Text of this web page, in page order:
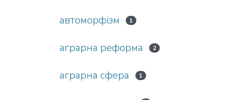
автоморфізм 1
аграрна реформа 2
аграрна сфера 1